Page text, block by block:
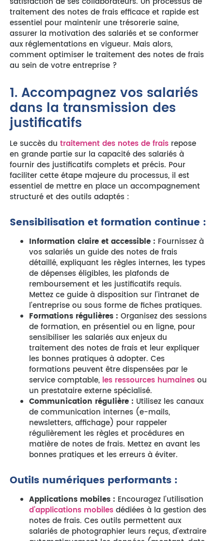
traitement des notes de frais efficace et rapide est
essentiel pour maintenir une trésorerie saine,
assurer la motivation des salariés et se conformer
aux réglementations en vigueur. Mais alors,
comment optimiser le traitement des notes de frais
au sein de votre entreprise ?
1. Accompagnez vos salariés
dans la transmission des
justificatifs
Le succès du traitement des notes de frais repose
en grande partie sur la capacité des salariés à
fournir des justificatifs complets et précis. Pour
faciliter cette étape majeure du processus, il est
essentiel de mettre en place un accompagnement
structuré et des outils adaptés :
Sensibilisation et formation continue :
Information claire et accessible : Fournissez à
vos salariés un guide des notes de frais
détaillé, expliquant les règles internes, les types
de dépenses éligibles, les plafonds de
remboursement et les justificatifs requis.
Mettez ce guide à disposition sur l’intranet de
l’entreprise ou sous forme de fiches pratiques.
Formations régulières : Organisez des sessions
de formation, en présentiel ou en ligne, pour
sensibiliser les salariés aux enjeux du
traitement des notes de frais et leur expliquer
les bonnes pratiques à adopter. Ces
formations peuvent être dispensées par le
service comptable, les ressources humaines ou
un prestataire externe spécialisé.
Communication régulière : Utilisez les canaux
de communication internes (e-mails,
newsletters, affichage) pour rappeler
régulièrement les règles et procédures en
matière de notes de frais. Mettez en avant les
bonnes pratiques et les erreurs à éviter.
Outils numériques performants :
Applications mobiles : Encouragez l’utilisation
d’applications mobiles dédiées à la gestion des
notes de frais. Ces outils permettent aux
salariés de photographier leurs reçus, d’extraire